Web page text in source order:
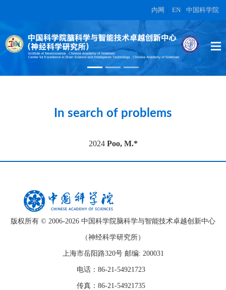
内网 EN 中国科学院
High-dimensional topographic
organization of visual features in the
primate temporal lobe.
在另外数据表中
In search of problems
2024 Poo, M.*
版权所有 © 2006-2026 中国科学院脑科学与智能技术卓越创新中心
（神经科学研究所）
上海市岳阳路320号 邮编: 200031
电话：86-21-54921723
传真：86-21-54921735